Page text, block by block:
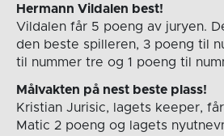
Hermann Vildalen best!
Vildalen får 5 poeng av juryen.
den beste spilleren, 3 poeng til
til nummer tre og 1 poeng til
Målvakten på nest beste plass!
Kristian Jurisic, lagets keeper,
Matic 2 poeng og lagets